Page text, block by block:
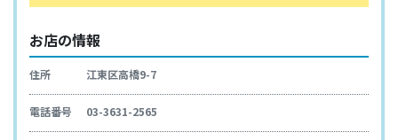
お店の情報
住所 江東区高橋9-7
電話番号 03-3631-2565